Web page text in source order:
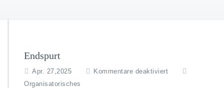
Endspurt
Apr. 27,2025 Kommentare deaktiviert
Organisatorisches